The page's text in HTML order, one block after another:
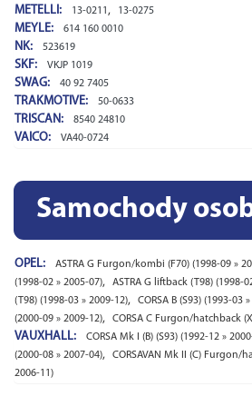
METELLI: 13-0211 , 13-0275
MEYLE: 614 160 0010
NK: 523619
SKF: VKJP 1019
SWAG: 40 92 7405
TRAKMOTIVE: 50-0633
TRISCAN: 8540 24810
VAICO: VA40-0724
Samochody
OPEL: ASTRA G Furgon/kombi (F70) (1998-09 »
(1998-02 » 2005-07), ASTRA G liftback (T98) (1998-
(T98) (1998-03 » 2009-12), CORSA B (S93) (1993-03
(2000-09 » 2009-12), CORSA C Furgon/hatchback
VAUXHALL: CORSA Mk I (B) (S93) (1992-12 »
(2000-08 » 2007-04),
CORSAVAN Mk II (C) Furgon/
2006-11)